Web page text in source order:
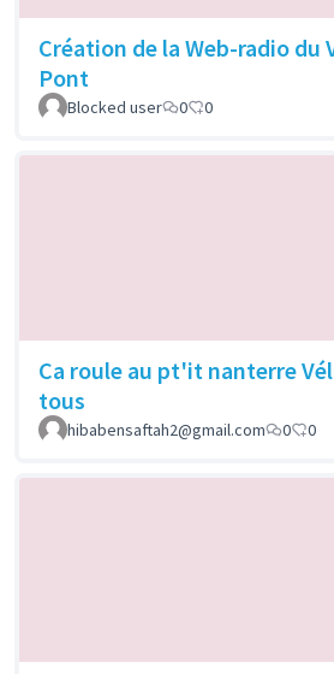
Création de la Web-radio du
Pont
Blocked user 0 0
Ca roule au pt'it nanterre
tous
hibabensaftah2@gmail.com 0 0